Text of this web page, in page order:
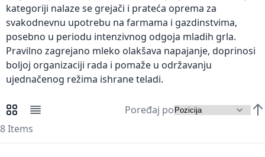
kategoriji nalaze se grejači i prateća oprema za
svakodnevnu upotrebu na farmama i gazdinstvima,
posebno u periodu intenzivnog odgoja mladih grla.
Pravilno zagrejano mleko olakšava napajanje, doprinosi
boljoj organizaciji rada i pomaže u održavanju
ujednačenog režima ishrane teladi.
Pregledi kao
Mreža
8Items
Poređaj po